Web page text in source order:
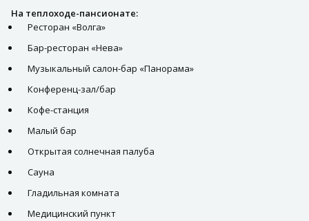
На теплоходе-пансионате:
Ресторан «Волга»
Бар-ресторан «Нева»
Музыкальный салон-бар «Панорама»
Конференц-зал/бар
Кофе-станция
Малый бар
Открытая солнечная палуба
Сауна
Гладильная комната
Медицинский пункт